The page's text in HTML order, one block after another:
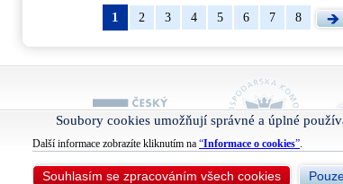
1 2 3 4 5 6 7 8
Soubory cookies umožňují správné a úplné
Další informace zobrazíte kliknutím na “Informace o cookies”.
Souhlasím se zpracováním všech cookies